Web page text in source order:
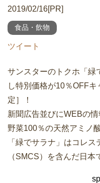
2019/02/16[PR]
食品・飲物
ツイート
サンスターのトクホ「緑
し特別価格が10％OFF
定］！
新聞広告並びにWEBの情
野菜100％の天然アミノ
「緑でサラナ」はコレ
（SMCS）を含んだ日本